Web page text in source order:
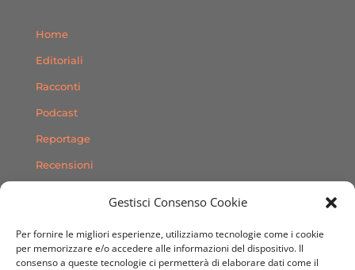
Gestisci Consenso Cookie
Per fornire le migliori esperienze, utilizziamo tecnologie come i cookie
per memorizzare e/o accedere alle informazioni del dispositivo. Il
consenso a queste tecnologie ci permetterà di elaborare dati come il
Home
Editoriali
Racconti
Podcast
Reportage
Recensioni
Contatti